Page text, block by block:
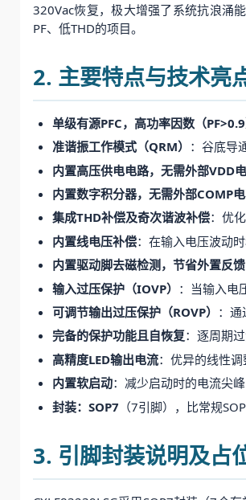
320Vac恢复，极大增强了系统抗浪涌
PF、低THD的项目。
2. 主要特点与技术亮
单级有源PFC，高功率因数（PF>0.9
准谐振工作模式（QRM） ：谷底导
内置高压供电电路，无需外部VDD
内置数字积分器，无需外部COMP
集成THD补偿及奇次谐波补偿：优
内置线电压补偿：在输入电压波动
内置驱动脚去磁检测，节省外置反
输入过压保护（IOVP） ：当输入电
可调节输出过压保护（ROVP） ：
完备的保护功能且自恢复：逐周期
高精度LED输出电流：优异的线性调
内置软启动：减少启动时的电流尖
封装：SOP7 （7引脚），比常规
3. 引脚封装说明及占